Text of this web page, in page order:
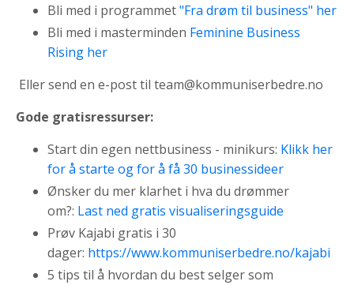
Bli med i programmet"Fra drøm til business" her
Bli med i masterminden Feminine Business
Rising her
Eller send en e-post til team@kommuniserbedre.no
Gode gratisressurser:
Start din egen nettbusiness - minikurs: Klikk her
for å starte og for å få 30 businessideer
Ønsker du mer klarhet i hva du drømmer
om?: Last ned gratis visualiseringsguide
Prøv Kajabi gratis i 30
dager: https://www.kommuniserbedre.no/kajabi
5 tips til å hvordan du best selger som